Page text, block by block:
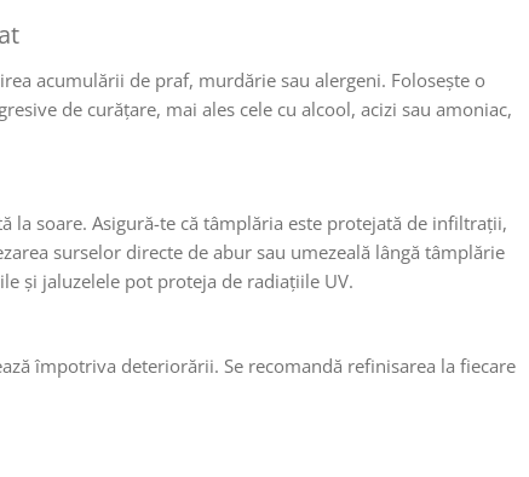
acumulării de praf, murdărie sau alergeni. Folosește o
de curățare, mai ales cele cu alcool, acizi sau amoniac,
soare. Asigură-te că tâmplăria este protejată de infiltrații,
surselor directe de abur sau umezeală lângă tâmplărie
și jaluzelele pot proteja de radiațiile UV.
împotriva deteriorării. Se recomandă refinisarea la fiecare